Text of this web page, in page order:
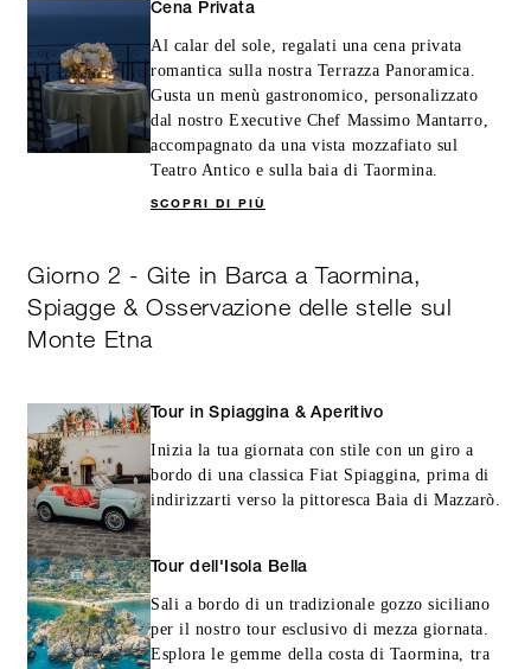
Cena Privata
Al calar del sole, regalati una cena privata
romantica sulla nostra Terrazza Panoramica.
Gusta un menù gastronomico, personalizzato
dal nostro Executive Chef Massimo Mantarro,
accompagnato da una vista mozzafiato sul
Teatro Antico e sulla baia di Taormina.
SCOPRI DI PIÙ
Giorno 2 - Gite in Barca a Taormina,
Spiagge & Osservazione delle stelle sul
Monte Etna
Tour in Spiaggina & Aperitivo
Inizia la tua giornata con stile con un giro a
bordo di una classica Fiat Spiaggina, prima di
indirizzarti verso la pittoresca Baia di Mazzarò.
Tour dell'Isola Bella
Sali a bordo di un tradizionale gozzo siciliano
per il nostro tour esclusivo di mezza giornata.
Esplora le gemme della costa di Taormina, tra